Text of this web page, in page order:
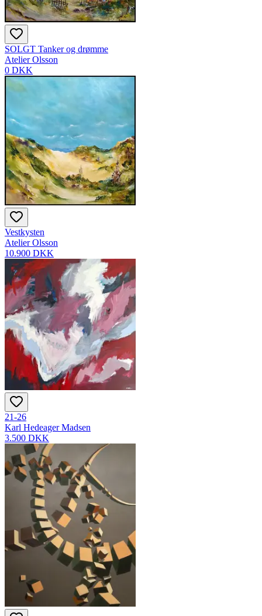
SOLGT Tanker og drømme
Atelier Olsson
0 DKK
Vestkysten
Atelier Olsson
10.900 DKK
21-26
Karl Hedeager Madsen
3.500 DKK